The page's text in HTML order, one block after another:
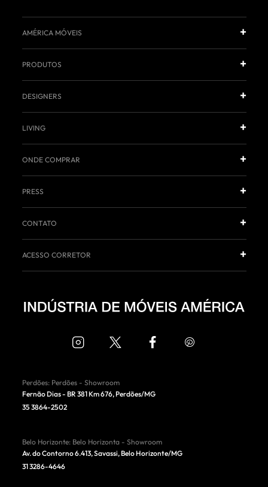
AMÉRICA MÓVEIS
PRODUTOS
DESIGNERS
LIVING
ONDE COMPRAR
PRESS
CONTATO
ACESSO CORRETOR
Perdões: Perdões - Showroom
Fernão Dias - BR 381 Km 676,Perdões/MG
35 3864-2502
Belo Horizonte: Belo Horizonta - Showroom
Av. do Contorno 6.413, Savassi,Belo Horizonte/MG
31 3286-4646